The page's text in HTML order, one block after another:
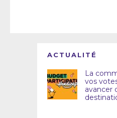
ACTUALITÉ
La
vos
avancer